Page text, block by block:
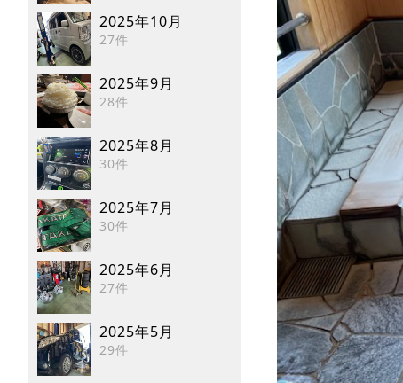
2025年10月
27件
2025年9月
28件
2025年8月
30件
2025年7月
30件
2025年6月
27件
2025年5月
29件